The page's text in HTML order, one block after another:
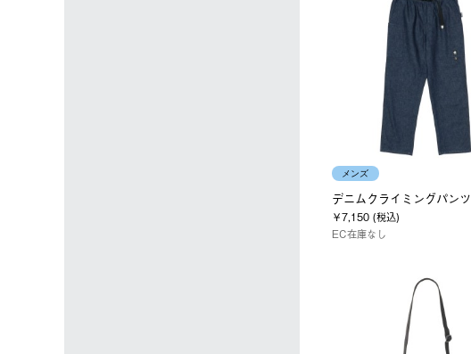
メンズ
デニムクライミングパンツ
￥7,150 (税込)
EC在庫なし